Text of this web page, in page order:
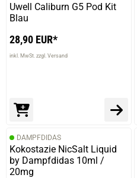
Uwell Caliburn G5 Pod Kit
Blau
28,90 EUR*
inkl. MwSt. zzgl. Versand
DAMPFDIDAS
Kokostazie NicSalt Liquid
by Dampfdidas 10ml /
20mg